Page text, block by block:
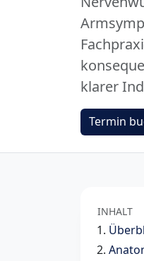
klarer
Termin
INHALT